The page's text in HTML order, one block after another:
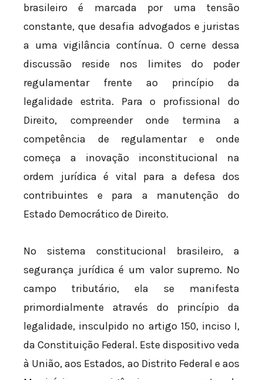
brasileiro é marcada por uma tensão
constante, que desafia advogados e juristas
a uma vigilância contínua. O cerne dessa
discussão reside nos limites do poder
regulamentar frente ao princípio da
legalidade estrita. Para o profissional do
Direito, compreender onde termina a
competência de regulamentar e onde
começa a inovação inconstitucional na
ordem jurídica é vital para a defesa dos
contribuintes e para a manutenção do
Estado Democrático de Direito.
No sistema constitucional brasileiro, a
segurança jurídica é um valor supremo. No
campo tributário, ela se manifesta
primordialmente através do princípio da
legalidade, insculpido no artigo 150, inciso I,
da Constituição Federal. Este dispositivo veda
à União, aos Estados, ao Distrito Federal e aos